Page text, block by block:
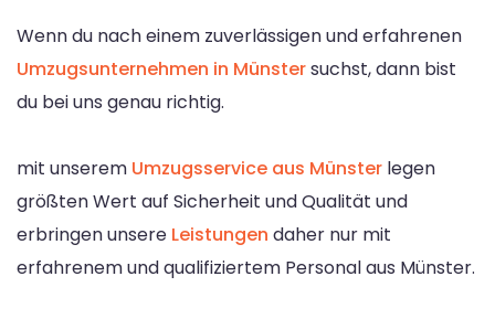
Wenn du nach einem zuverlässigen und erfahrenen
Umzugsunternehmen in Münstersuchst, dann bist
du bei uns genau richtig.
mit unserem Umzugsservice aus Münster legen
größten Wert auf Sicherheit und Qualität und
erbringen unsere Leistungen daher nur mit
erfahrenem und qualifiziertem Personal aus Münster.